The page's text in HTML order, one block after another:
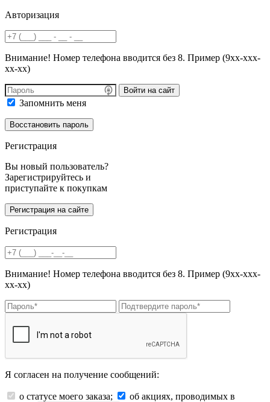
Авторизация
Внимание! Номер телефона вводится без 8. Пример (9хх-ххх-
хх-хх)
Войти на сайт
Запомнить меня
Регистрация
Вы новый пользователь?
Зарегистрируйтесь и
приступайте к покупкам
Регистрация
Внимание! Номер телефона вводится без 8. Пример (9хх-ххх-
хх-хх)
Я согласен на получение сообщений:
о статусе моего заказа;
об акциях, проводимых в